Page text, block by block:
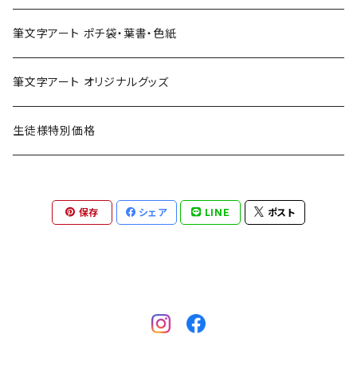
筆文字アート ポチ袋・葉書・色紙
筆文字アート オリジナルグッズ
生徒様特別価格
保存 シェア LINE ポスト